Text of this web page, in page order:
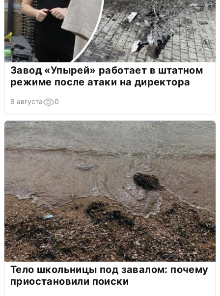
Завод «Упырей» работает в штатном
режиме после атаки на директора
6 августа 0
Тело школьницы под завалом: почему
приостановили поиски